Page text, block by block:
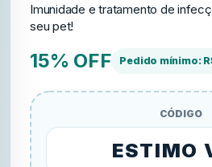
Imunidade e tratamento de
seu pet!
15% OFF Pedido mínimo:
CÓDIGO
ESTIMO